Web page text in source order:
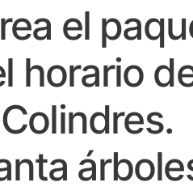
el
horario
Colindres.